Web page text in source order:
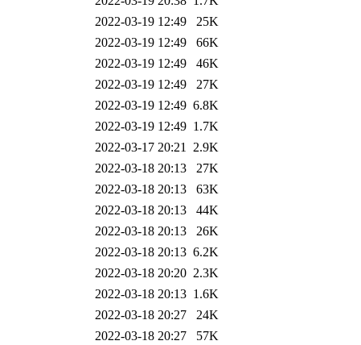
2022-03-19 12:49
25K
2022-03-19 12:49
66K
2022-03-19 12:49
46K
2022-03-19 12:49
27K
2022-03-19 12:49 6.8K
2022-03-19 12:49 1.7K
2022-03-17 20:21 2.9K
2022-03-18 20:13
27K
2022-03-18 20:13
63K
2022-03-18 20:13
44K
2022-03-18 20:13
26K
2022-03-18 20:13 6.2K
2022-03-18 20:20 2.3K
2022-03-18 20:13 1.6K
2022-03-18 20:27
24K
2022-03-18 20:27
57K